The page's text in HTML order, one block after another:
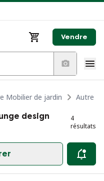
Vendre
Mobilier de jardin
Autre
design
4
résultats